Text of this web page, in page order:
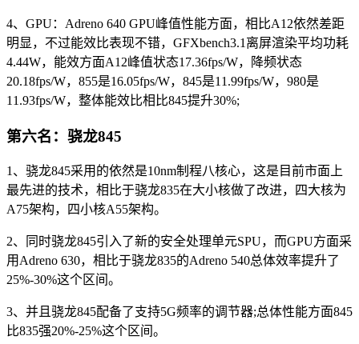
4、GPU：Adreno 640 GPU峰值性能方面，相比A12依然差距
明显，不过能效比表现不错，GFXbench3.1离屏渲染平均功耗
4.44W，能效方面A12峰值状态17.36fps/W，降频状态
20.18fps/W，855是16.05fps/W，845是11.99fps/W，980是
11.93fps/W，整体能效比相比845提升30%;
第六名：骁龙845
1、骁龙845采用的依然是10nm制程八核心，这是目前市面上
最先进的技术，相比于骁龙835在大小核做了改进，四大核为
A75架构，四小核A55架构。
2、同时骁龙845引入了新的安全处理单元SPU，而GPU方面采
用Adreno 630，相比于骁龙835的Adreno 540总体效率提升了
25%-30%这个区间。
3、并且骁龙845配备了支持5G频率的调节器;总体性能方面845
比835强20%-25%这个区间。